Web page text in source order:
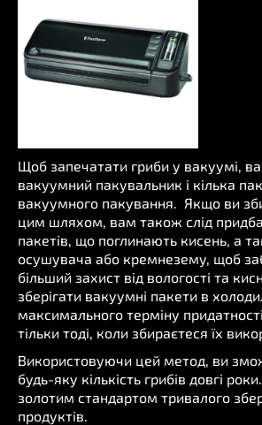
Щоб запечатати гриби у вакуумі,
вакуумний пакувальник і кілька
вакуумного пакування. Якщо ви
цим шляхом, вам також слід
пакетів, що поглинають кисень, а
осушувача або кремнезему, щоб
більший захист від вологості та
зберігати вакуумні пакети в
максимального терміну
тільки тоді, коли збираєтеся їх
Використовуючи цей метод, ви
будь-яку кількість грибів довгі
золотим стандартом тривалого
продуктів.